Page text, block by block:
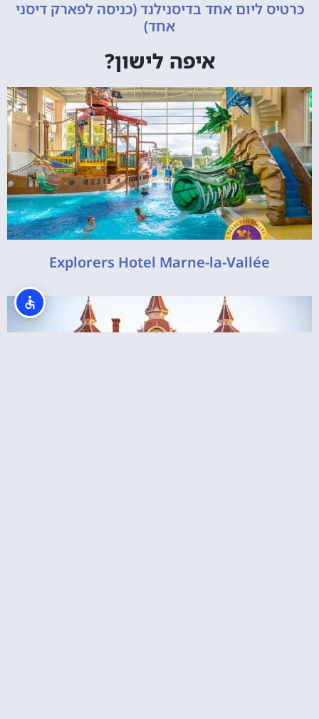
כרטיס ליום אחד בדיסנילנד (כניסה לפארק דיסני
אחד)
איפה לישון?
Explorers Hotel Marne-la-Vallée